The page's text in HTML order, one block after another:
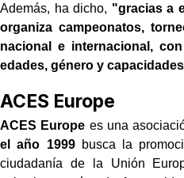
Además, ha dicho, "gracias a
organiza campeonatos,
nacional e internacional,
edades, género y
ACES Europe
ACES Europe es una
el año 1999busca la
ciudadanía de la Unión